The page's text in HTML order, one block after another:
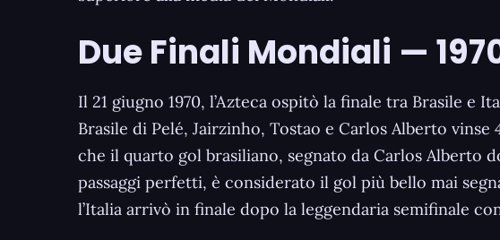
Due Finali Mondiali —
Il 21 giugno 1970, l’Azteca ospitò la finale tra Brasile
Brasile di Pelé, Jairzinho, Tostao e Carlos Alberto
che il quarto gol brasiliano, segnato da Carlos Alberto
passaggi perfetti, è considerato il gol più bello mai
l’Italia arrivò in finale dopo la leggendaria semifinale